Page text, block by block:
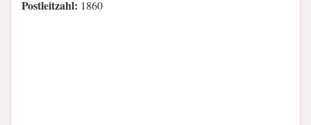
Postleitzahl: 1860